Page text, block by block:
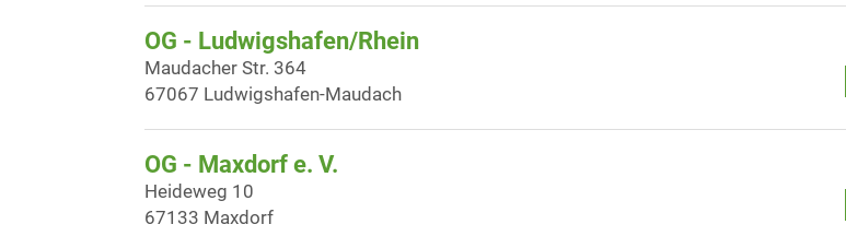
OG - Ludwigshafen/Rhein
Maudacher Str. 364
67067 Ludwigshafen-Maudach
OG - Maxdorf e. V.
Heideweg 10
67133 Maxdorf